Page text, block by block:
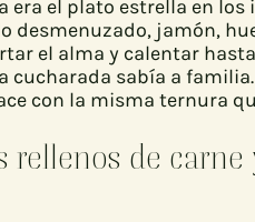
era el plato estrella en
desmenuzado, jamón,
el alma y calentar
cucharada sabía a
con la misma ternura
rellenos de